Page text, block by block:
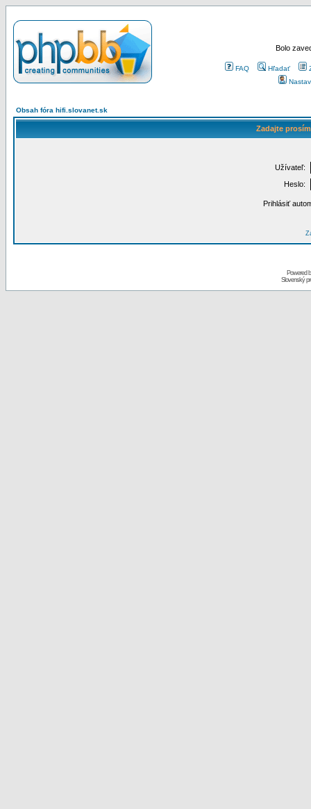
Bolo
FAQ Hľadať
Obsah fóra hifi.slovanet.sk
Zadajte
Užívateľ:
Heslo:
Prihlásiť
Powered
Slovenský